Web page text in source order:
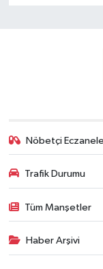
Nöbetçi
Trafik Durumu
Tüm Manşetler
Haber Arşivi